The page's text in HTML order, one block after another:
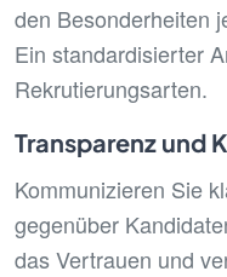
den Besonderheiten
Ein standardisierter
Rekrutierungsarten.
Transparenz und
Kommunizieren Sie
gegenüber
das Vertrauen und